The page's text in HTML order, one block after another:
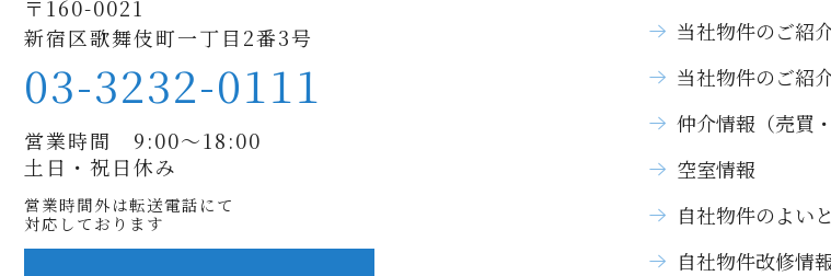
〒160-0021
新宿区歌舞伎町一丁目2番3号
03-3232-0111
営業時間 9:00〜18:00
土日・祝日休み
営業時間外は転送電話にて
対応しております
当社物件のご紹
当社物件のご紹
仲介情報（売買
空室情報
自社物件のよい
自社物件改修情